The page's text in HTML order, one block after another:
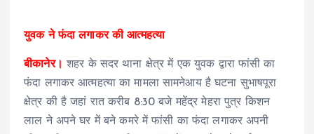
युवक ने फंदा लगाकर की आत्महत्या
बीकानेर। शहर के सदर थाना क्षेत्र में एक युवक द्वारा फांसी का
फंदा लगाकर आत्महत्या का मामला सामनेआय है घटना सुभाषपूरा
क्षेत्र की है जहां रात करीब 8:30 बजे महेंद्र मेहरा पुत्र किशन
लाल ने अपने घर में बने कमरे में फांसी का फंदा लगाकर अपनी